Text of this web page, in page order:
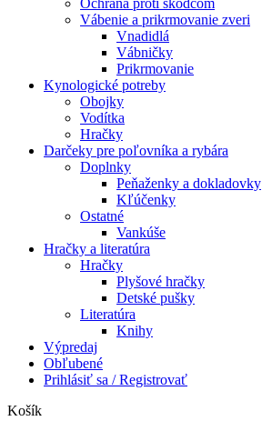
Vábenie a prikrmovanie zveri
Vnadidlá
Vábničky
Prikrmovanie
Kynologické potreby
Obojky
Vodítka
Hračky
Darčeky pre poľovníka a rybára
Doplnky
Peňaženky a dokladovky
Kľúčenky
Ostatné
Vankúše
Hračky a literatúra
Hračky
Plyšové hračky
Detské pušky
Literatúra
Knihy
Výpredaj
Obľubené
Prihlásiť sa / Registrovať
Košík